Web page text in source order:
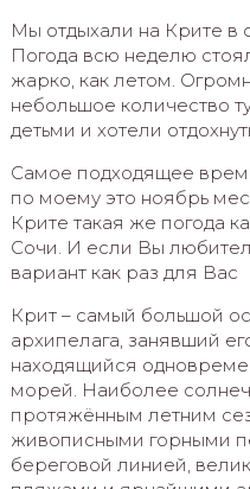
Мы отдыхали на Крите в
Погода всю неделю
жарко, как летом.
небольшое количество
детьми и хотели
Самое подходящее
по моему это ноябрь
Крите такая же погода
Сочи. И если Вы
вариант как раз для Вас
Крит – самый большой
архипелага, занявший
находящийся
морей. Наиболее
протяжённым летним
живописными горными
береговой линией,